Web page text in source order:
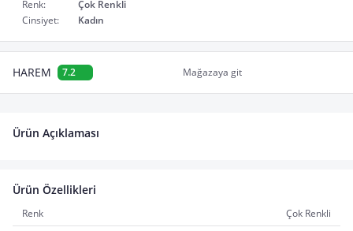
Renk:
Çok Renkli
Cinsiyet:
Kadın
HAREM 7.2 Mağazaya git
Ürün Açıklaması
Ürün Özellikleri
Renk
Çok Renkli